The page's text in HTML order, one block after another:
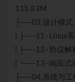
111.83M
├──03.设计模式
| ├──11–Linux
| ├──12–协议解
| └──13–响应式
├──04.系统与工